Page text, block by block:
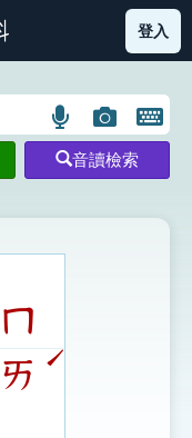
部首索引表圖示
登入
語
言
搜
示
圖
片
搜
開
鍵
圖
音讀檢索
ㄇ
ㄞˊ